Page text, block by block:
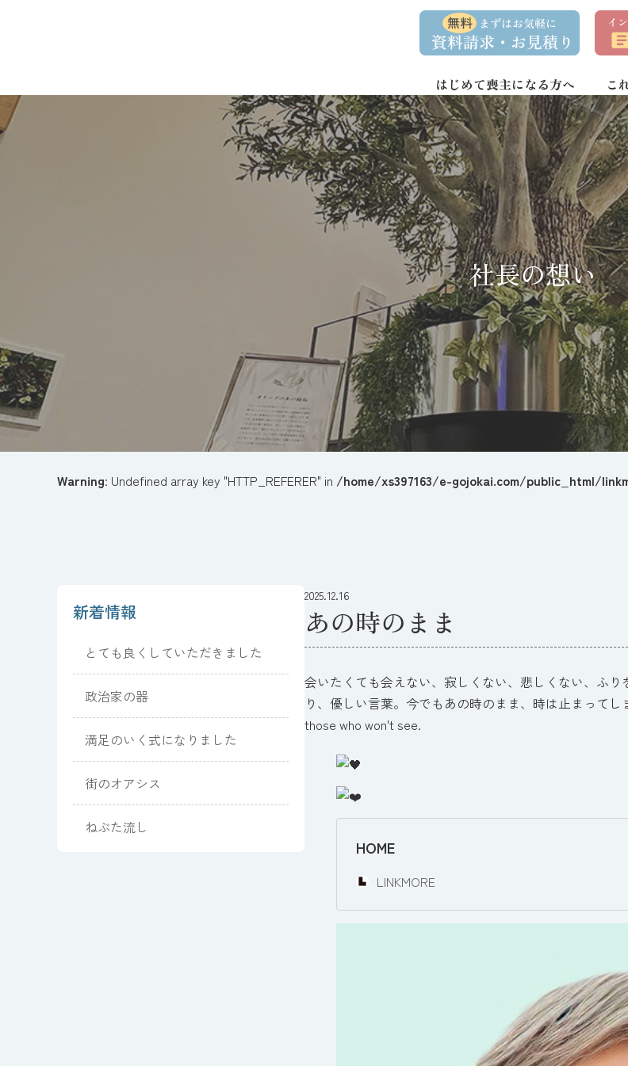
へ
ス
キ
ョ
ン
に
資
求
問
い
合
わ
せ
事
談
はじめて喪主になる方へ こ
社長の想い
Warning: Undefined array key "HTTP_REFERER" in /home/xs397163/e-gojokai.com/public_html/
新着情報
とても良くしていただきました
政治家の器
満足のいく式になりました
街のオアシス
ねぶた流し
2025.12.16
あの時のまま
会いたくても会えない、寂しくない、悲しくない、ふ
り、優しい言葉。今でもあの時のまま、時は止まって
those who won't see.
HOME
LINKMORE